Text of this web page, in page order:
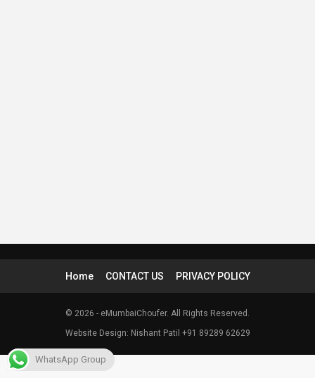
Home CONTACT US PRIVACY POLICY
© 2026 - eMumbaiChoufer. All Rights Reserved.
Website Design: Nishant Patil +91 89289 62629
WhatsApp Group